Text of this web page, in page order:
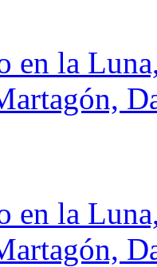
en la
en la